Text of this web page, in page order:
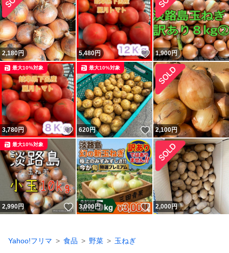
2,180円 5,480円 いいね！
1,900円
3,780円 いいね！
最大10%対象
620円 いいね！
最大10%対象
2,100円
2,990円 いいね！
最大10%対象
3,000円 いいね！
2,000円
Yahoo!フリマ 食品 野菜 玉ねぎ